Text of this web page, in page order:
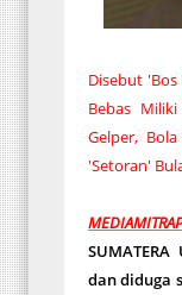
Disebut 'Bos
Bebas
Gelper,
'Setoran'
dan diduga